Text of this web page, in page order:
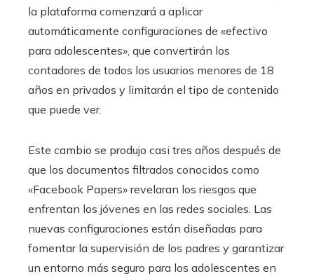
la plataforma comenzará a aplicar
automáticamente configuraciones de «efectivo
para adolescentes», que convertirán los
contadores de todos los usuarios menores de 18
años en privados y limitarán el tipo de contenido
que puede ver.
Este cambio se produjo casi tres años después de
que los documentos filtrados conocidos como
«Facebook Papers» revelaran los riesgos que
enfrentan los jóvenes en las redes sociales. Las
nuevas configuraciones están diseñadas para
fomentar la supervisión de los padres y garantizar
un entorno más seguro para los adolescentes en